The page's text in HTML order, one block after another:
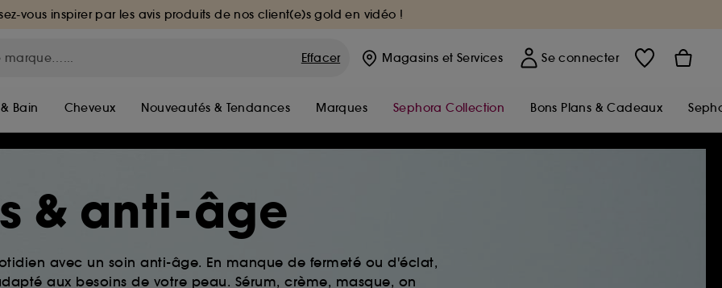
vous inspirer par les avis produits de nos client(e)s gold en vidéo !
Effacer Magasins et Services Se connecter
Bain Cheveux Nouveautés & Tendances Marques Sephora Collection Bons Plans & Cadeaux
& anti-âge
avec un soin anti-âge. En manque de fermeté ou d'éclat,
aux besoins de votre peau. Sérum, crème, masque, on